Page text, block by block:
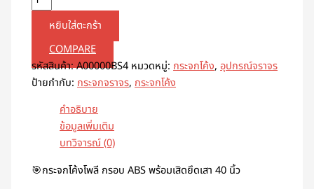
หยิบใส่ตะกร้า
COMPARE
รหัสสินค้า:A00000BS4 หมวดหมู่:กระจกโค้ง,อุปกรณ์จราจร
ป้ายกำกับ:กระจกจราจร,กระจกโค้ง
คำอธิบาย
ข้อมูลเพิ่มเติม
บทวิจารณ์ (0)
🎯กระจกโค้งโพลี กรอบ ABS พร้อมเสิดยึดเสา 40 นิ้ว